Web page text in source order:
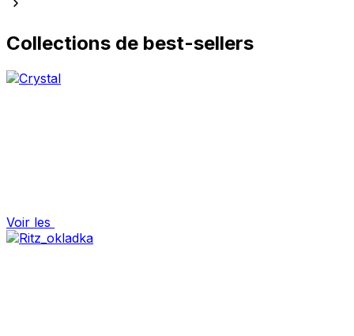
Collections de best-sellers
Voir les